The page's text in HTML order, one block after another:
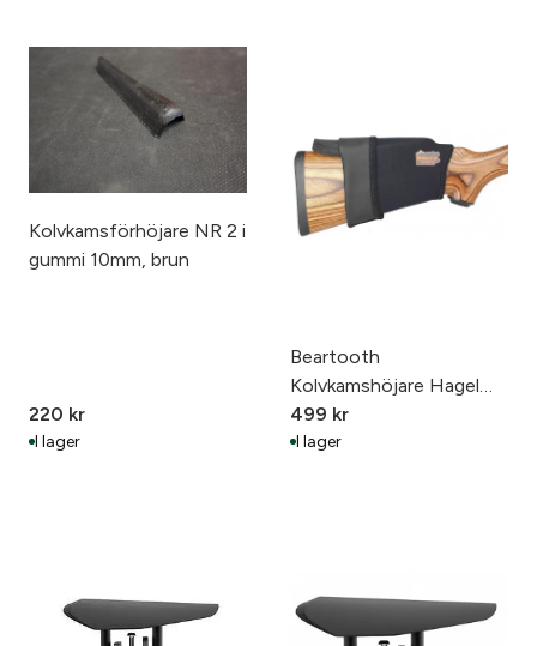
Kolvkamsförhöjare NR 2 i
gummi 10mm, brun
220 kr
I lager
Beartooth
Kolvkamshöjare Hagel
Svart
499 kr
I lager